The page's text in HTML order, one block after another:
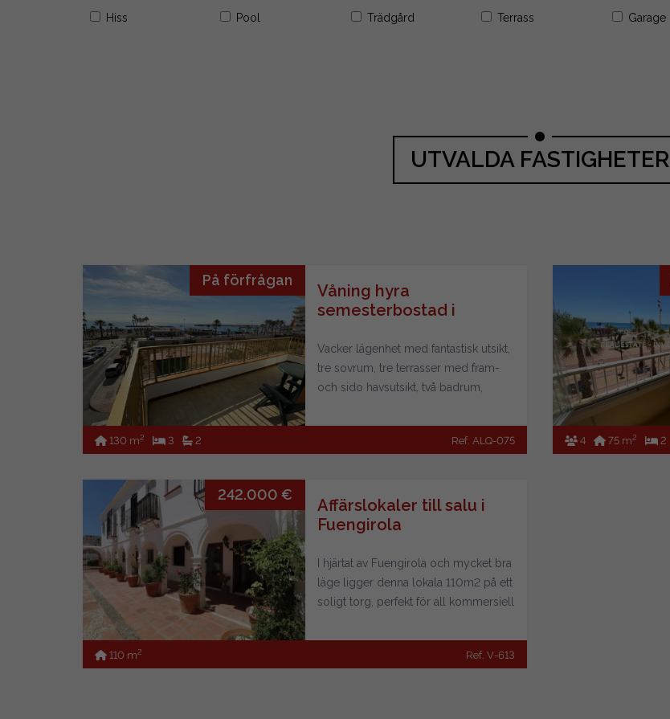
Hiss Pool Trädgård Terrass Garage
UTVALDA FASTIGHETER
På förfrågan
Våning hyra
semesterbostad i
Vacker lägenhet med fantastisk utsikt,
tre sovrum, tre terrasser med fram-
och sido havsutsikt, två badrum,
anpassad för funktionshindrade.
Semesterhus bara på kort /Ref. ALQ-075
130 m2 3 2 4 75 m2 2
242.000 €
Affärslokaler till salu i
Fuengirola
I hjärtat av Fuengirola och mycket bra
läge ligger denna lokala 110m2 på ett
soligt torg, perfekt för all kommersiell
terrassen där den ligger). Det ligger i
ett magnifikt läge några minuter från
Ref. V-613
110 m2